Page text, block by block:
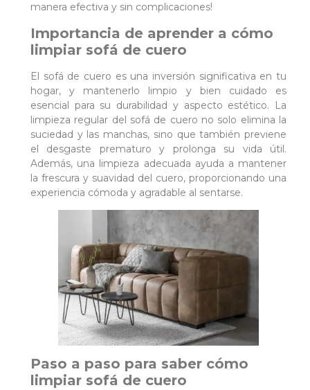
manera efectiva y sin complicaciones!
Importancia de aprender a cómo
limpiar sofá de cuero
El sofá de cuero es una inversión significativa en tu
hogar, y mantenerlo limpio y bien cuidado es
esencial para su durabilidad y aspecto estético. La
limpieza regular del sofá de cuero no solo elimina la
suciedad y las manchas, sino que también previene
el desgaste prematuro y prolonga su vida útil.
Además, una limpieza adecuada ayuda a mantener
la frescura y suavidad del cuero, proporcionando una
experiencia cómoda y agradable al sentarse.
Paso a paso para saber cómo
limpiar sofá de cuero